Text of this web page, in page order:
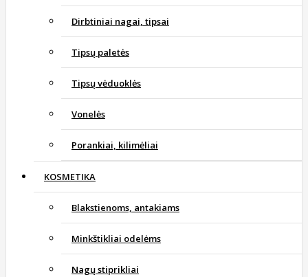
Dirbtiniai nagai, tipsai
Tipsų paletės
Tipsų vėduoklės
Vonelės
Porankiai, kilimėliai
KOSMETIKA
Blakstienoms, antakiams
Minkštikliai odelėms
Nagų stiprikliai